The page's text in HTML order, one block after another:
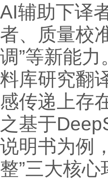
AI辅助下译
者、质量校
调”等新能
料库研究翻
感传递上存
之基于
说明书为例
整”三大核